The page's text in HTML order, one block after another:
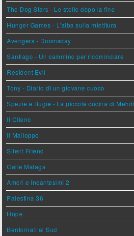
The Dog Stars - Le stelle dopo la fine
Hunger Games - L'alba sulla mietitura
Avengers - Doomsday
Santiago - Un cammino per ricominciare
Resident Evil
Tony - Diario di un giovane cuoco
Spezie e Bugie - La piccola cucina di Mehdi
Il Cileno
Il Malloppo
Silent Friend
Calle Malaga
Amori e Incantesimi 2
Palestina 36
Hope
Bentornati al Sud